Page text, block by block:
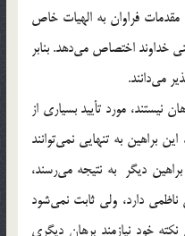
فراوان به الهيات خاص
خداوند اختصاص مي‌دهد. بنابر
مي‌دانند.
مورد تأييد بسياري از
براهين به تنهايي نمي‌توانند
ديگر به نتيجه مي‌رسند،
دارد، ولي ثابت نمي‌شود
خود نيازمند برهان ديگري